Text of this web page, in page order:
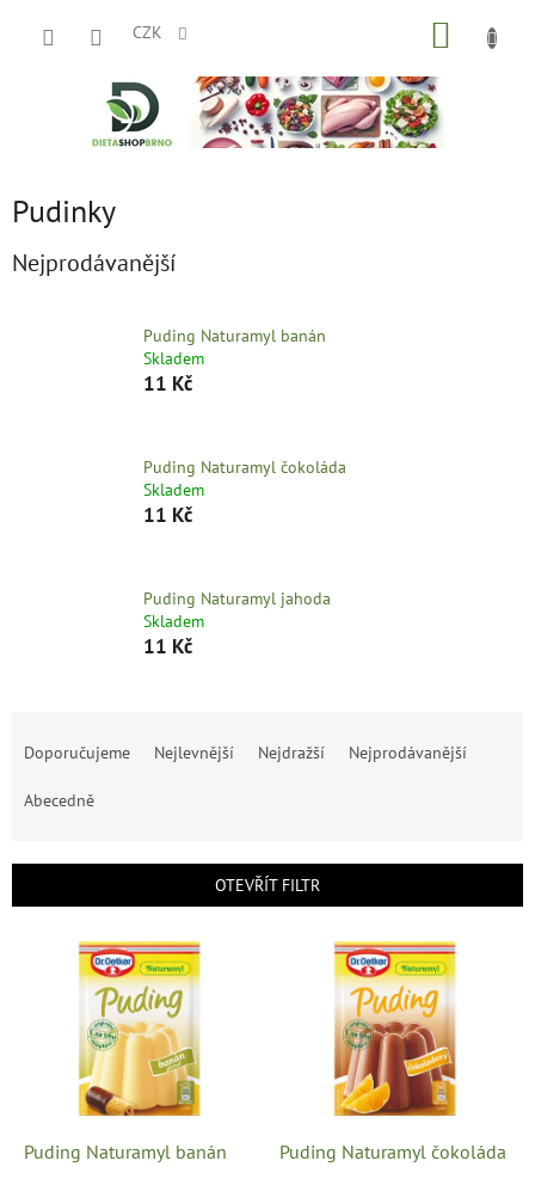
CZK
Pudinky
Nejprodávanější
Puding Naturamyl banán
Skladem
11 Kč
Puding Naturamyl čokoláda
Skladem
11 Kč
Puding Naturamyl jahoda
Skladem
11 Kč
í
r
Doporučujeme Nejlevnější Nejdražší Nejprodávanější
Abecedně
OTEVŘÍT FILTR
Puding Naturamyl banán Puding Naturamyl čokoláda